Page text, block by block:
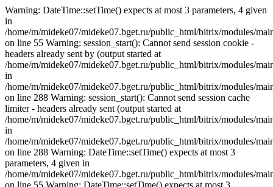
Warning: DateTime::setTime() expects at most 3 parameters, 4 given
in
/home/m/mideke07/mideke07.bget.ru/public_html/bitrix/modules/
on line 55 Warning: session_start(): Cannot send session cookie -
headers already sent by (output started at
/home/m/mideke07/mideke07.bget.ru/public_html/bitrix/modules/
in
/home/m/mideke07/mideke07.bget.ru/public_html/bitrix/modules/
on line 288 Warning: session_start(): Cannot send session cache
limiter - headers already sent (output started at
/home/m/mideke07/mideke07.bget.ru/public_html/bitrix/modules/
in
/home/m/mideke07/mideke07.bget.ru/public_html/bitrix/modules/
on line 288 Warning: DateTime::setTime() expects at most 3
parameters, 4 given in
/home/m/mideke07/mideke07.bget.ru/public_html/bitrix/modules/
on line 55 Warning: DateTime::setTime() expects at most 3